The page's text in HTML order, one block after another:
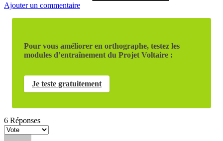
Ajouter un commentaire
Pour vous améliorer en orthographe, testez les
modules d’entraînement du Projet Voltaire :
Je teste gratuitement
6 Réponses